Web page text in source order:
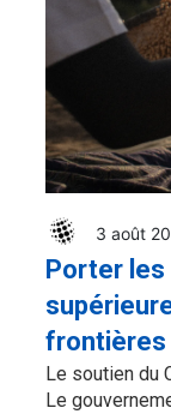
3 août
Porter les
frontières
Le soutien du
Le